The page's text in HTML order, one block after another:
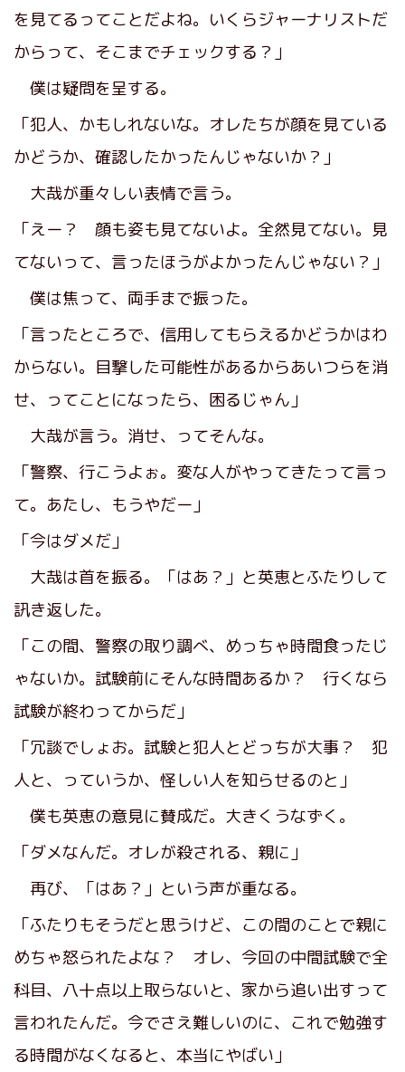
を見てるってことだよね。いくらジャーナリストだ
からって、そこまでチェックする？」
僕は疑問を呈する。
「犯人、かもしれないな。オレたちが顔を見ている
かどうか、確認したかったんじゃないか？」
大哉が重々しい表情で言う。
「えー？ 顔も姿も見てないよ。全然見てない。見
てないって、言ったほうがよかったんじゃない？」
僕は焦って、両手まで振った。
「言ったところで、信用してもらえるかどうかはわ
からない。目撃した可能性があるからあいつらを消
せ、ってことになったら、困るじゃん」
大哉が言う。消せ、ってそんな。
「警察、行こうよぉ。変な人がやってきたって言っ
て。あたし、もうやだー」
「今はダメだ」
大哉は首を振る。「はあ？」と英恵とふたりして
訊き返した。
「この間、警察の取り調べ、めっちゃ時間食ったじ
ゃないか。試験前にそんな時間あるか？ 行くなら
試験が終わってからだ」
「冗談でしょお。試験と犯人とどっちが大事？ 犯
人と、っていうか、怪しい人を知らせるのと」
僕も英恵の意見に賛成だ。大きくうなずく。
「ダメなんだ。オレが殺される、親に」
再び、「はあ？」という声が重なる。
「ふたりもそうだと思うけど、この間のことで親に
めちゃ怒られたよな？ オレ、今回の中間試験で全
科目、八十点以上取らないと、家から追い出すって
言われたんだ。今でさえ難しいのに、これで勉強す
る時間がなくなると、本当にやばい」